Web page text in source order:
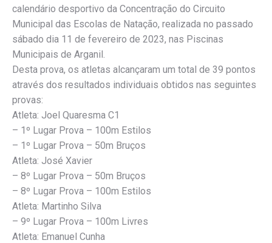
calendário desportivo da Concentração do Circuito
Municipal das Escolas de Natação, realizada no passado
sábado dia 11 de fevereiro de 2023, nas Piscinas
Municipais de Arganil.
Desta prova, os atletas alcançaram um total de 39 pontos
através dos resultados individuais obtidos nas seguintes
provas:
Atleta: Joel Quaresma C1
– 1º Lugar Prova – 100m Estilos
– 1º Lugar Prova – 50m Bruços
Atleta: José Xavier
– 8º Lugar Prova – 50m Bruços
– 8º Lugar Prova – 100m Estilos
Atleta: Martinho Silva
– 9º Lugar Prova – 100m Livres
Atleta: Emanuel Cunha